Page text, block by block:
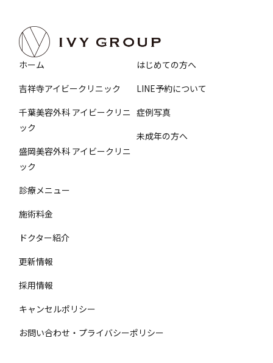
ホーム
吉祥寺アイビークリニック
千葉美容外科 アイビークリニ
ック
盛岡美容外科 アイビークリニ
ック
診療メニュー
施術料金
ドクター紹介
はじめての方へ
LINE予約について
症例写真
未成年の方へ
更新情報
採用情報
キャンセルポリシー
お問い合わせ・プライバシーポリシー